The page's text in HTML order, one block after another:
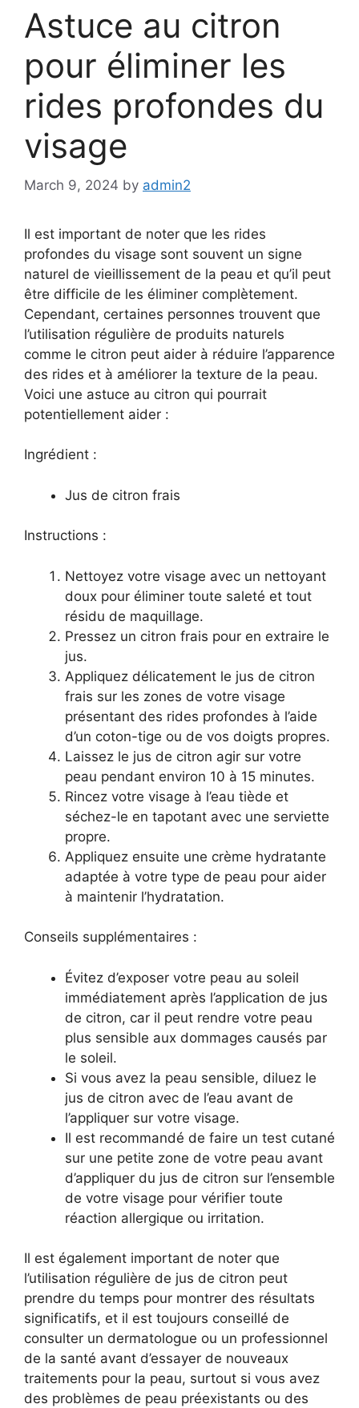
Astuce au citron
pour éliminer les
rides profondes du
visage
March 9, 2024 by admin2
Il est important de noter que les rides
profondes du visage sont souvent un signe
naturel de vieillissement de la peau et qu’il peut
être difficile de les éliminer complètement.
Cependant, certaines personnes trouvent que
l’utilisation régulière de produits naturels
comme le citron peut aider à réduire l’apparence
des rides et à améliorer la texture de la peau.
Voici une astuce au citron qui pourrait
potentiellement aider :
Ingrédient :
Jus de citron frais
Instructions :
Nettoyez votre visage avec un nettoyant
doux pour éliminer toute saleté et tout
résidu de maquillage.
Pressez un citron frais pour en extraire le
jus.
Appliquez délicatement le jus de citron
frais sur les zones de votre visage
présentant des rides profondes à l’aide
d’un coton-tige ou de vos doigts propres.
Laissez le jus de citron agir sur votre
peau pendant environ 10 à 15 minutes.
Rincez votre visage à l’eau tiède et
séchez-le en tapotant avec une serviette
propre.
Appliquez ensuite une crème hydratante
adaptée à votre type de peau pour aider
à maintenir l’hydratation.
Conseils supplémentaires :
Évitez d’exposer votre peau au soleil
immédiatement après l’application de jus
de citron, car il peut rendre votre peau
plus sensible aux dommages causés par
le soleil.
Si vous avez la peau sensible, diluez le
jus de citron avec de l’eau avant de
l’appliquer sur votre visage.
Il est recommandé de faire un test cutané
sur une petite zone de votre peau avant
d’appliquer du jus de citron sur l’ensemble
de votre visage pour vérifier toute
réaction allergique ou irritation.
Il est également important de noter que
l’utilisation régulière de jus de citron peut
prendre du temps pour montrer des résultats
significatifs, et il est toujours conseillé de
consulter un dermatologue ou un professionnel
de la santé avant d’essayer de nouveaux
traitements pour la peau, surtout si vous avez
des problèmes de peau préexistants ou des